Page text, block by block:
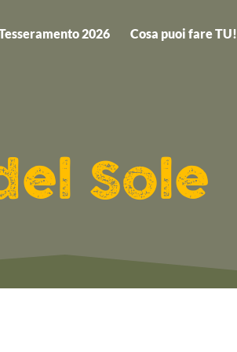
2026 Cosa puoi fare TU!
Sole